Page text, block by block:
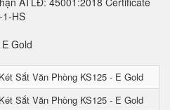
1-HS
Két Sắt Văn Phòng KS125 - E Gold
Két Sắt Văn Phòng KS125 - E Gold